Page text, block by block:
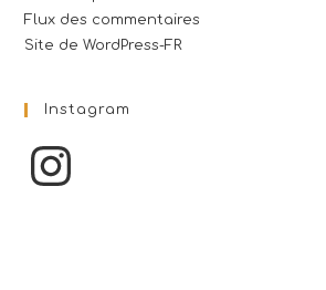
Flux des commentaires
Site de WordPress-FR
Instagram
Instagram